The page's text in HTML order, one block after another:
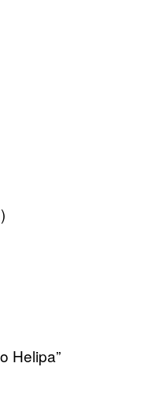
Helipa”